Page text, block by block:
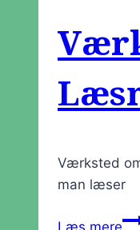
Værksted
man læser
Læs mere